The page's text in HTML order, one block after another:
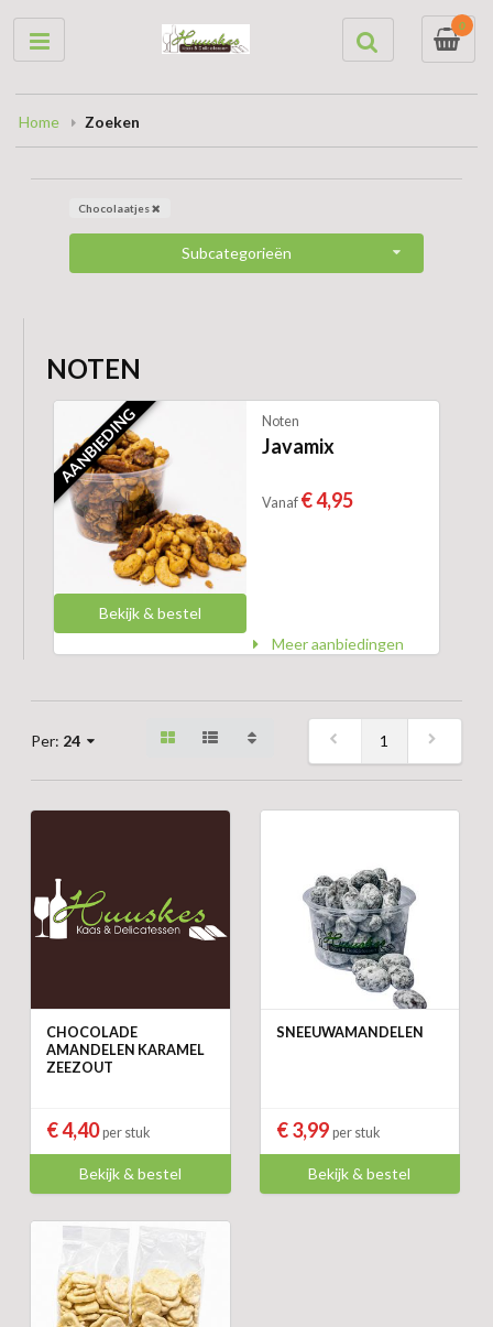
0
Home Zoeken
Chocolaatjes
Subcategorieën
NOTEN
AANBIEDING
Bekijk & bestel
Noten
Javamix
Vanaf € 4,95
Meer aanbiedingen
Per: 24 1
CHOCOLADE
AMANDELEN KARAMEL
ZEEZOUT
€ 4,40per stuk
Bekijk & bestel
SNEEUWAMANDELEN
€ 3,99 per stuk
Bekijk & bestel